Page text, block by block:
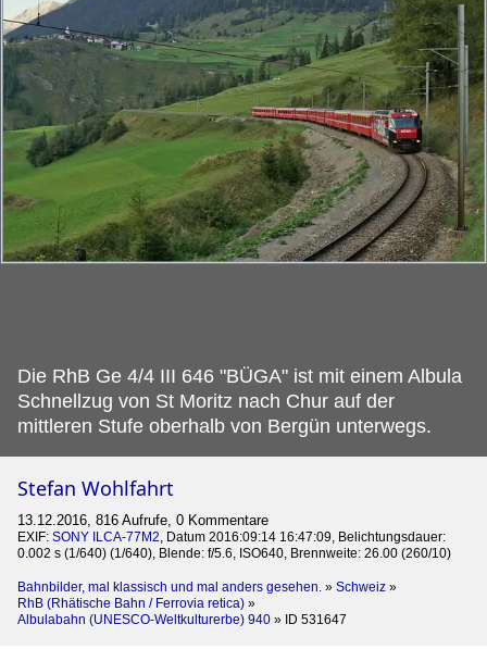
Die RhB Ge 4/4 III 646 "BÜGA" ist mit einem Albula
Schnellzug von St Moritz nach Chur auf der
mittleren Stufe oberhalb von Bergün unterwegs.
Stefan Wohlfahrt
13.12.2016, 816 Aufrufe, 0 Kommentare
EXIF: SONY ILCA-77M2, Datum 2016:09:14 16:47:09, Belichtungsdauer:
0.002 s (1/640) (1/640), Blende: f/5.6, ISO640, Brennweite: 26.00 (260/10)
Bahnbilder, mal klassisch und mal anders gesehen. » Schweiz »
RhB (Rhätische Bahn / Ferrovia retica) »
Albulabahn (UNESCO-Weltkulturerbe) 940 » ID 531647